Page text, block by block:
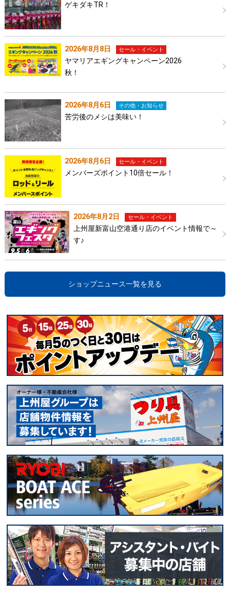
ゲキダキTR！
2026年8月8日 セール・イベント
ヤマリアエギングキャンペーン2026
秋！
2026年8月6日 その他・お知らせ
苦労後のメシは美味い！
2026年8月6日 セール・イベント
メンバーズポイント10倍セール！
2026年8月2日 セール・イベント
上州屋新富山空港通り店のイベント情報で～
す♪
ショップニュース一覧を見る